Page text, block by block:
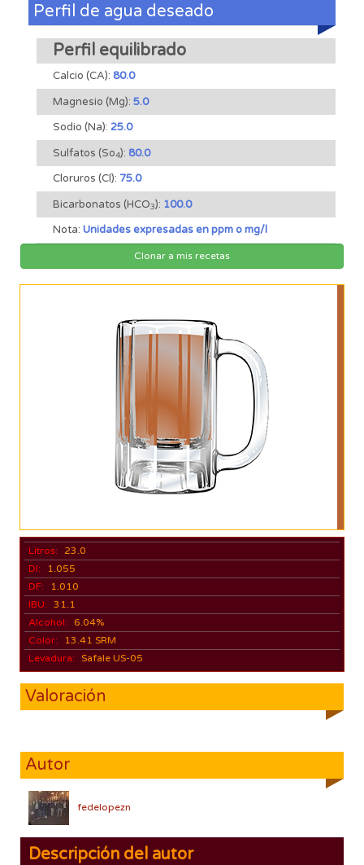
Perfil de agua deseado
Perfil equilibrado
Calcio (CA): 80.0
Magnesio (Mg): 5.0
Sodio (Na): 25.0
Sulfatos (So4): 80.0
Cloruros (Cl): 75.0
Bicarbonatos (HCO3): 100.0
Nota: Unidades expresadas en ppm o mg/l
Clonar a mis recetas
Litros:
23.0
DI:
1.055
DF:
1.010
IBU: 31.1
Alcohol:
6.04%
Color:
13.41 SRM
Levadura:
Safale US-05
Valoración
Autor
fedelopezn
Descripción del autor